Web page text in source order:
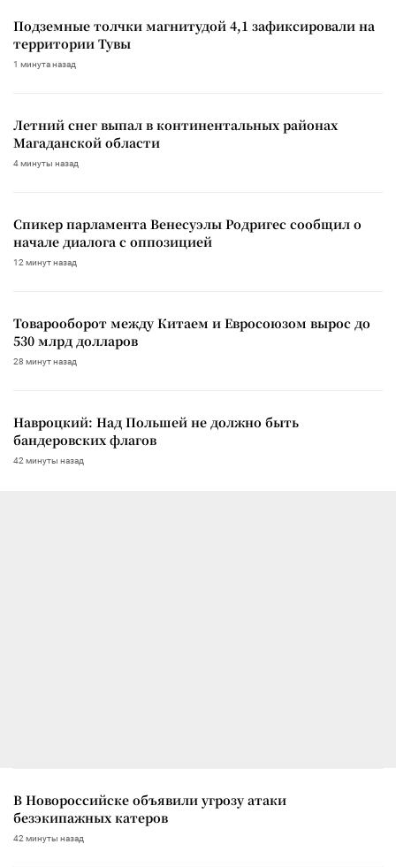
Подземные толчки магнитудой 4,1 зафиксировали на
территории Тувы
1 минута назад
Летний снег выпал в континентальных районах
Магаданской области
4 минуты назад
Спикер парламента Венесуэлы Родригес сообщил о
начале диалога с оппозицией
12 минут назад
Товарооборот между Китаем и Евросоюзом вырос до
530 млрд долларов
28 минут назад
Навроцкий: Над Польшей не должно быть
бандеровских флагов
42 минуты назад
В Новороссийске объявили угрозу атаки
безэкипажных катеров
42 минуты назад